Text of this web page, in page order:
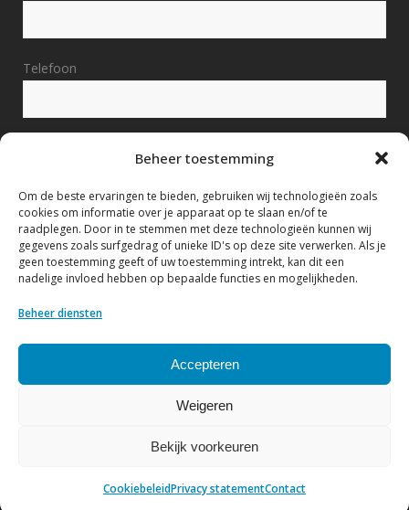
Beheer toestemming
Om de beste ervaringen te bieden, gebruiken wij technologieën zoals
cookies om informatie over je apparaat op te slaan en/of te
raadplegen. Door in te stemmen met deze technologieën kunnen wij
gegevens zoals surfgedrag of unieke ID's op deze site verwerken. Als je
geen toestemming geeft of uw toestemming intrekt, kan dit een
nadelige invloed hebben op bepaalde functies en mogelijkheden.
Beheer diensten
Accepteren
Weigeren
Bekijk voorkeuren
CookiebeleidPrivacy statementContact
Telefoon
Ik geef hierbij toestemming om mijn gegevens te
verwerken conform het Privacy statement.
Privacy statement